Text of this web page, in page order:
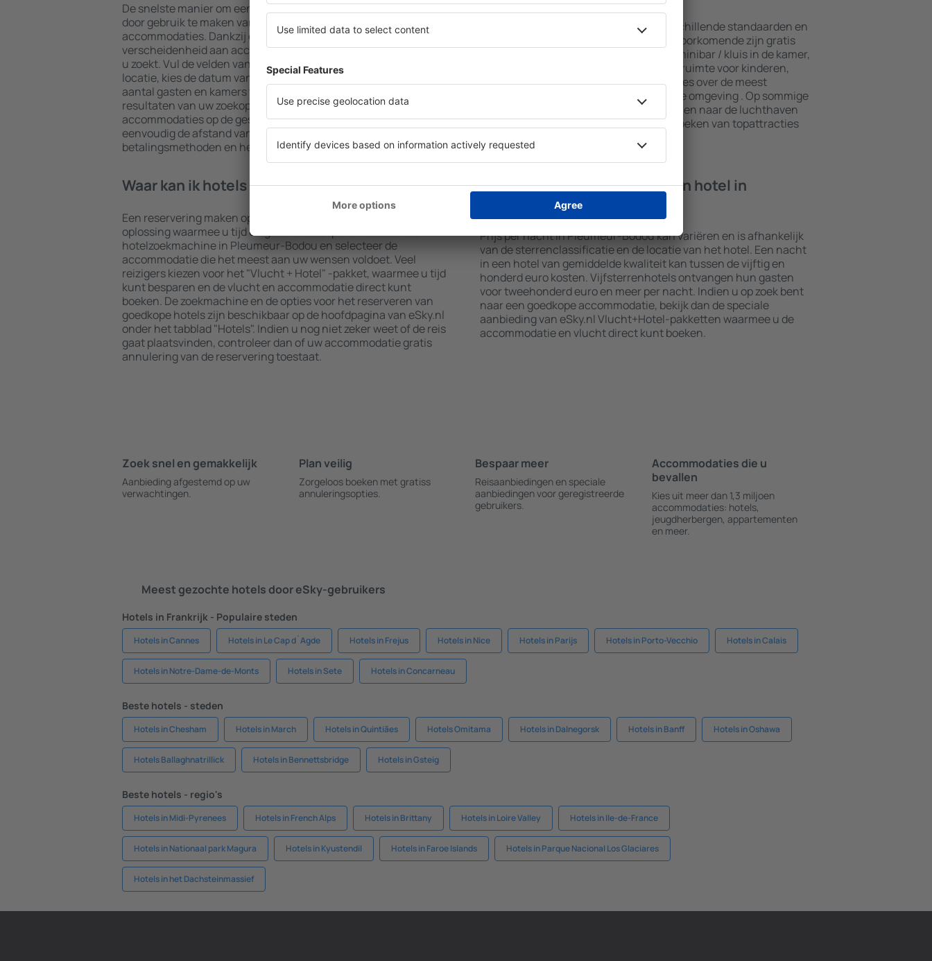
De snelste manier om een hotel in Pleumeur-Bodou te vinden, is
door gebruik te maken van de eSky zoekmachine voor
accommodaties. Dankzij een grote database met een
verscheidenheid aan accommodaties vindt u gegarandeerd wat
u zoekt. Vul de velden van de zoekmachine in - selecteer uw
locatie, kies de datum van het in- en uitchecken, voeg dan het
aantal gasten en kamers toe. Nu bent u helemaal klaar! De
resultaten van uw zoekopdracht tonen u alle beschikbare
accommodaties op de geselecteerde data aan. U kunt vervolgens
eenvoudig de afstand van het hotel naar het stadscentrum, de
betalingsmethoden en het aantal sterren controleren.
Hotels in Pleumeur-Bodou hebben verschillende standaarden en
faciliteiten voor hun gasten. De meest voorkomende zijn gratis
wifi, wellnessruimtes met een spa, een minibar / kluis in de kamer,
restaurants, een eetgedeelte, een speelruimte voor kinderen,
gratis parkeren en informatieve brochures over de meest
interessante toeristische attracties in de omgeving . Op sommige
locaties bieden hotels ook transport van en naar de luchthaven
aan. Soms moedigen hotels ook het bezoeken van topattracties
in Pleumeur-Bodou aan.
Waar kan ik hotels in Pleumeur-Bodou boeken?
Een reservering maken op de webpagina van eSky.nl is een
oplossing waarmee u tijd en geld kunt besparen. Gebruik de
hotelzoekmachine in Pleumeur-Bodou en selecteer de
accommodatie die het meest aan uw wensen voldoet. Veel
reizigers kiezen voor het "Vlucht + Hotel" -pakket, waarmee u tijd
kunt besparen en de vlucht en accommodatie direct kunt
boeken. De zoekmachine en de opties voor het reserveren van
goedkope hotels zijn beschikbaar op de hoofdpagina van eSky.nl
onder het tabblad "Hotels". Indien u nog niet zeker weet of de reis
gaat plaatsvinden, controleer dan of uw accommodatie gratis
annulering van de reservering toestaat.
Hoeveel kost een nacht in een hotel in
Pleumeur-Bodou?
Prijs per nacht in Pleumeur-Bodou kan variëren en is afhankelijk
van de sterrenclassificatie en de locatie van het hotel. Een nacht
in een hotel van gemiddelde kwaliteit kan tussen de vijftig en
honderd euro kosten. Vijfsterrenhotels ontvangen hun gasten
voor tweehonderd euro en meer per nacht. Indien u op zoek bent
naar een goedkope accommodatie, bekijk dan de speciale
aanbieding van eSky.nl Vlucht+Hotel-pakketten waarmee u de
accommodatie en vlucht direct kunt boeken.
Zoek snel en gemakkelijk
Aanbieding afgestemd op uw
verwachtingen.
Plan veilig
Zorgeloos boeken met gratiss
annuleringsopties.
Bespaar meer
Reisaanbiedingen en speciale
aanbiedingen voor geregistreerde
gebruikers.
Accommodaties die u
bevallen
Kies uit meer dan 1,3 miljoen
accommodaties: hotels,
jeugdherbergen, appartementen
en meer.
Meest gezochte hotels door eSky-gebruikers
Hotels in Frankrijk - Populaire steden
Hotels in Cannes Hotels in Le Cap d`Agde Hotels in Frejus Hotels in Nice Hotels in Parijs Hotels in Porto-Vecchio Hotels in Calais
Hotels in Notre-Dame-de-Monts Hotels in Sete Hotels in Concarneau
Beste hotels - steden
Hotels in Chesham Hotels in March Hotels in Quintiães Hotels Omitama Hotels in Dalnegorsk Hotels in Banff Hotels in Oshawa
Hotels Ballaghnatrillick Hotels in Bennettsbridge Hotels in Gsteig
Beste hotels - regio's
Hotels in Midi-Pyrenees Hotels in French Alps Hotels in Brittany Hotels in Loire Valley Hotels in Ile-de-France
Hotels in Nationaal park Magura Hotels in Kyustendil Hotels in Faroe Islands Hotels in Parque Nacional Los Glaciares
Hotels in het Dachsteinmassief